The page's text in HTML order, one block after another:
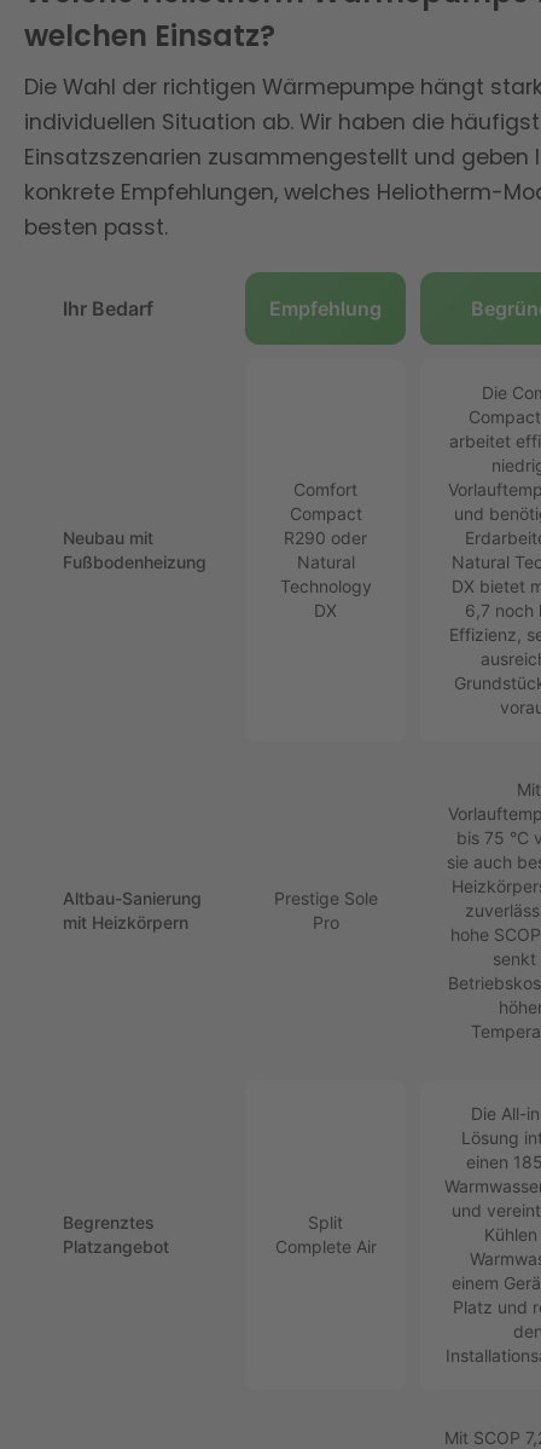
Sicherheit in kalten Winternächten.
Heizstab sorgt für zusätzliche
selbst bei extremen
Heizstab sorgt für zusätzliche
Sicherheit in kalten Winternächten.
welchen Einsatz?
Die Wahl der richtigen Wärmepumpe hängt
individuellen Situation ab. Wir haben die
Einsatzszenarien zusammengestellt und geben
konkrete Empfehlungen, welches Heliotherm-
besten passt.
Ihr Bedarf Empfehlung
Neubau mit
Fußbodenheizung
Comfort
Compact
R290 oder
Natural
Technology
DX
Die
arbeitet
und
Natural
DX bietet
6,7 noch
Effizienz,
Altbau-Sanierung
mit Heizkörpern
Prestige Sole
Pro
Mit
bis 75 °C
sie auch
hohe
senkt
Begrenztes
Platzangebot
Split
Complete Air
Die All-
Lösung
einen
und
einem
Platz und
Mit SCOP